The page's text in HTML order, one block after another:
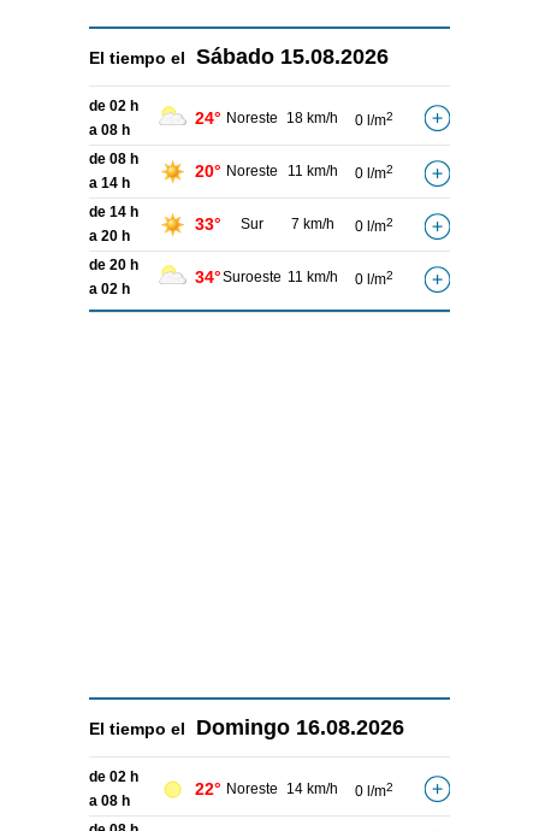
El tiempo el Sábado 15.08.2026
de 02 h
a 08 h
24° Noreste 18 km/h 0 l/m2
de 08 h
a 14 h
20° Noreste 11 km/h 0 l/m2
de 14 h
a 20 h
33° Sur 7 km/h 0 l/m2
de 20 h
a 02 h
34°Suroeste 11 km/h 0 l/m2
El tiempo el Domingo 16.08.2026
de 02 h
a 08 h
22° Noreste 14 km/h 0 l/m2